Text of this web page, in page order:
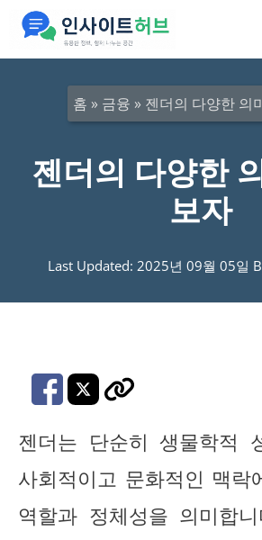
홈 » 금융 » 젠더의 다양한 의
젠더의 다양한
보자
Last Updated: 2025년 09월 05일
젠더는 단순히 생물학적
사회적이고 문화적인 맥락
역할과 정체성을 의미합